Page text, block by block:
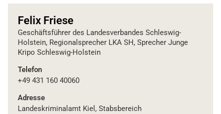
Felix Friese
Geschäftsführer des Landesverbandes Schleswig-
Holstein, Regionalsprecher LKA SH, Sprecher Junge
Kripo Schleswig-Holstein
Telefon
+49 431 160 40060
Adresse
Landeskriminalamt Kiel, Stabsbereich